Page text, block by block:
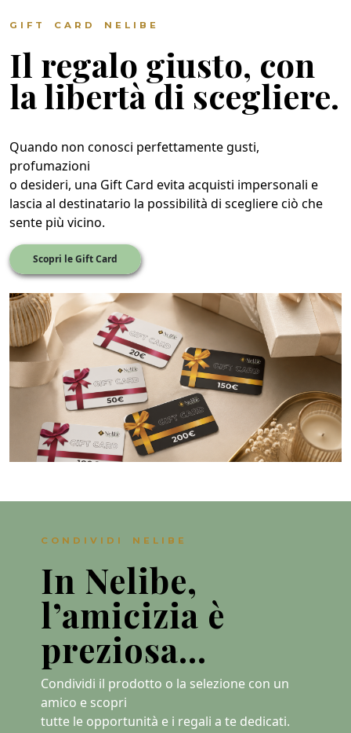
GIFT CARD NELIBE
Il regalo giusto, con
la libertà di scegliere.
Quando non conosci perfettamente gusti,
profumazioni
o desideri, una Gift Card evita acquisti impersonali e
lascia al destinatario la possibilità di scegliere ciò che
sente più vicino.
Scopri le Gift Card
CONDIVIDI NELIBE
In Nelibe,
l’amicizia è
preziosa…
Condividi il prodotto o la selezione con un
amico e scopri
tutte le opportunità e i regali a te dedicati.